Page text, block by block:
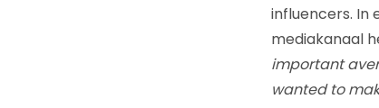
influencers. In
mediakanaal
important
wanted to